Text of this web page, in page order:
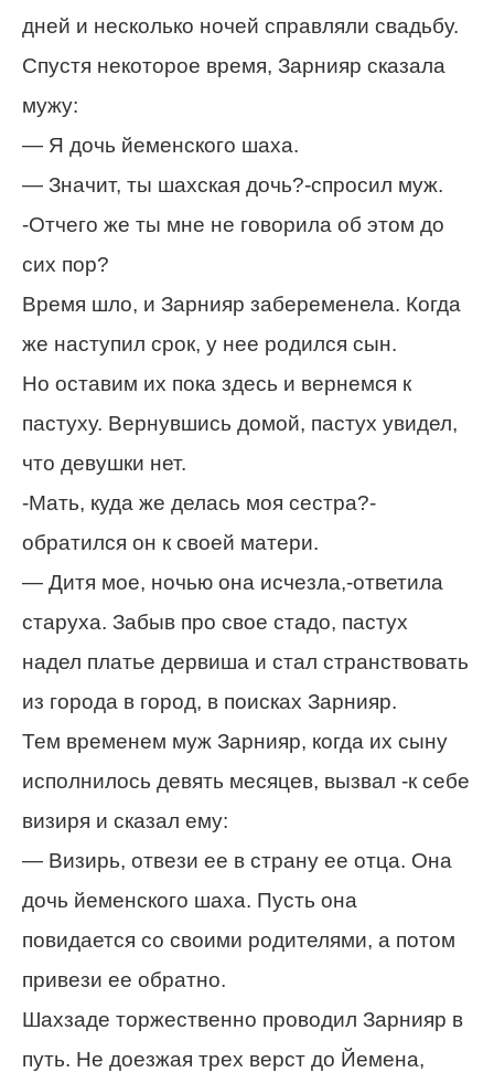
дней и несколько ночей справляли свадьбу.
Спустя некоторое время, Зарнияр сказала
мужу:
— Я дочь йеменского шаха.
— Значит, ты шахская дочь?-спросил муж.
-Отчего же ты мне не говорила об этом до
сих пор?
Время шло, и Зарнияр забеременела. Когда
же наступил срок, у нее родился сын.
Но оставим их пока здесь и вернемся к
пастуху. Вернувшись домой, пастух увидел,
что девушки нет.
-Мать, куда же делась моя сестра?-
обратился он к своей матери.
— Дитя мое, ночью она исчезла,-ответила
старуха. Забыв про свое стадо, пастух
надел платье дервиша и стал странствовать
из города в город, в поисках Зарнияр.
Тем временем муж Зарнияр, когда их сыну
исполнилось девять месяцев, вызвал -к себе
визиря и сказал ему:
— Визирь, отвези ее в страну ее отца. Она
дочь йеменского шаха. Пусть она
повидается со своими родителями, а потом
привези ее обратно.
Шахзаде торжественно проводил Зарнияр в
путь. Не доезжая трех верст до Йемена,